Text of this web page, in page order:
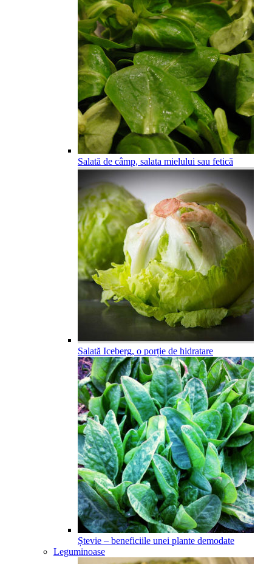
Salată de câmp, salata mielului sau fetică
Salată Iceberg, o porție de hidratare
Ștevie – beneficiile unei plante demodate
Leguminoase